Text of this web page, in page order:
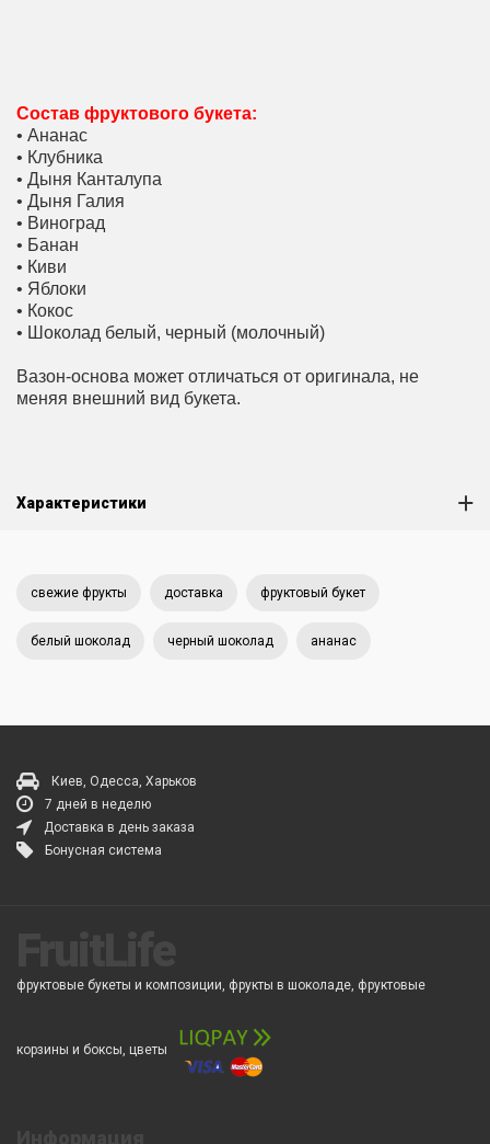
Состав фруктового букета:
• Ананаc
• Клубника
• Дыня Канталупа
• Дыня Галия
• Виноград
• Банан
• Киви
• Яблоки
• Кокос
• Шоколад белый, черный (молочный)
Вазон-основа может отличаться от оригинала, не
меняя внешний вид букета.
Характеристики
свежие фрукты доставка фруктовый букет
белый шоколад черный шоколад ананас
Киев, Одесса, Харьков
7 дней в неделю
Доставка в день заказа
Бонусная система
фруктовые букеты и композиции, фрукты в шоколаде, фруктовые
корзины и боксы, цветы